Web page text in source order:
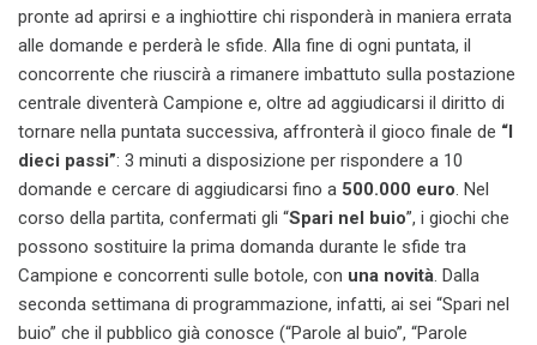
pronte ad aprirsi e a inghiottire chi risponderà in maniera errata
alle domande e perderà le sfide. Alla fine di ogni puntata, il
concorrente che riuscirà a rimanere imbattuto sulla postazione
centrale diventerà Campione e, oltre ad aggiudicarsi il diritto di
tornare nella puntata successiva, affronterà il gioco finale de “I
dieci passi”: 3 minuti a disposizione per rispondere a 10
domande e cercare di aggiudicarsi fino a 500.000 euro. Nel
corso della partita, confermati gli “Spari nel buio”, i giochi che
possono sostituire la prima domanda durante le sfide tra
Campione e concorrenti sulle botole, con una novità. Dalla
seconda settimana di programmazione, infatti, ai sei “Spari nel
buio” che il pubblico già conosce (“Parole al buio”, “Parole